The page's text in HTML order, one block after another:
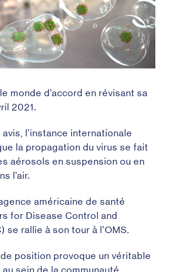
monde d’accord en révisant sa
2021.
l’instance internationale
la propagation du virus se fait
aérosols en suspension ou en
l’air.
américaine de santé
for Disease Control and
se rallie à son tour à l’OMS.
position provoque un véritable